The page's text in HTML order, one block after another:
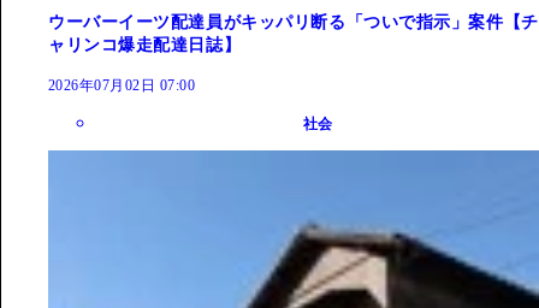
ウーバーイーツ配達員がキッパリ断る「ついで指示」案件【チ
ャリンコ爆走配達日誌】
2026年07月02日 07:00
社会